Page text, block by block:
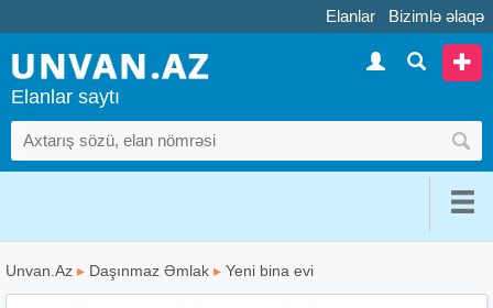
Elanlar Bizimlə əlaqə
Elanlar saytı
Unvan.Az ▸ Daşınmaz Əmlak ▸ Yeni bina evi